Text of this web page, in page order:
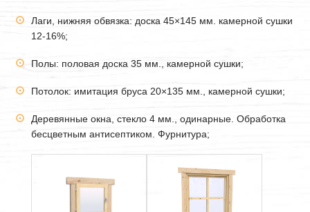
Лаги, нижняя обвязка: доска 45×145 мм. камерной сушки
12-16%;
Полы: половая доска 35 мм., камерной сушки;
Потолок: имитация бруса 20×135 мм., камерной сушки;
Деревянные окна, стекло 4 мм., одинарные. Обработка
бесцветным антисептиком. Фурнитура;